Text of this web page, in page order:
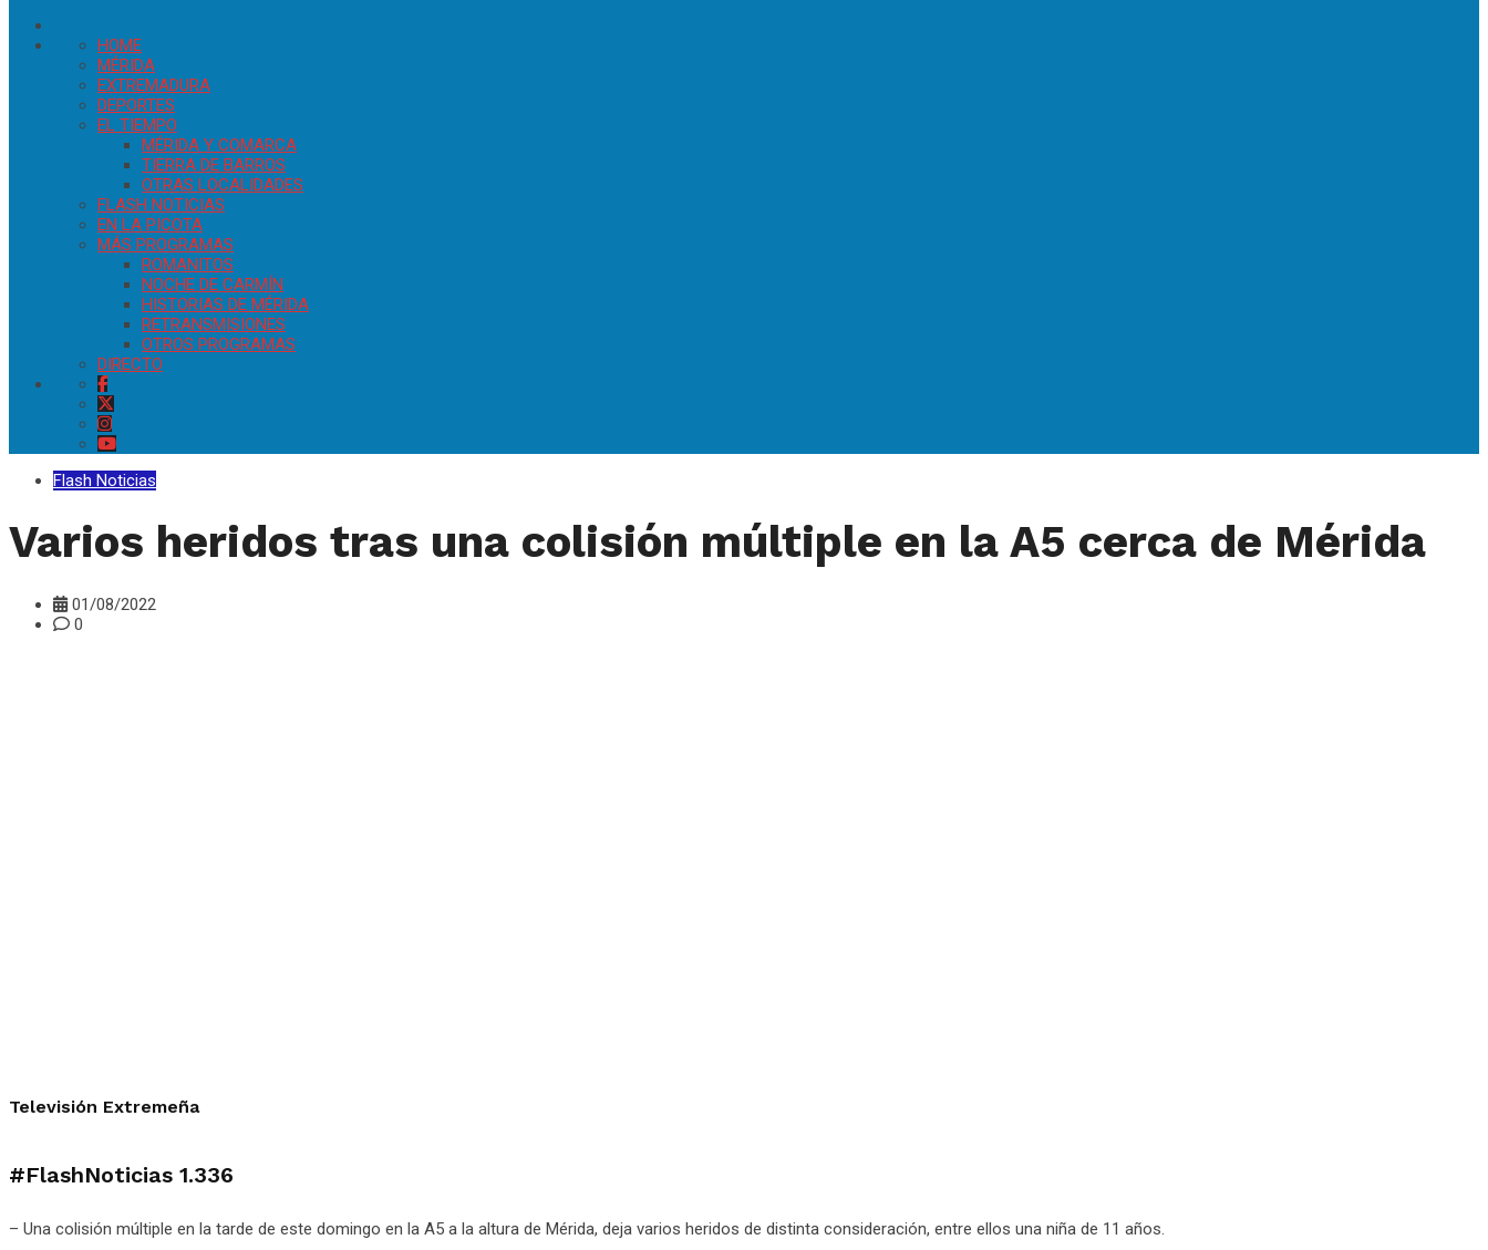
HOME
MÉRIDA
EXTREMADURA
DEPORTES
EL TIEMPO
MÉRIDA Y COMARCA
TIERRA DE BARROS
OTRAS LOCALIDADES
FLASH NOTICIAS
EN LA PICOTA
MÁS PROGRAMAS
ROMANITOS
NOCHE DE CARMÍN
HISTORIAS DE MÉRIDA
RETRANSMISIONES
OTROS PROGRAMAS
DIRECTO
Flash Noticias
Varios heridos tras una colisión múltiple en la A5 cerca de Mérida
01/08/2022
0
Televisión Extremeña
#FlashNoticias 1.336
– Una colisión múltiple en la tarde de este domingo en la A5 a la altura de Mérida, deja varios heridos de distinta consideración, entre ellos una niña de 11 años.